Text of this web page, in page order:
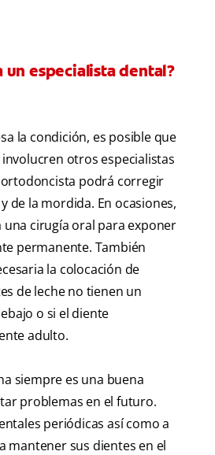
un especialista dental?
la condición, es posible que
otros especialistas
podrá corregir
de la mordida. En ocasiones,
una cirugía oral para exponer
permanente. También
la colocación de
de leche no tienen un
o si el diente
adulto.
siempre es una buena
problemas en el futuro.
periódicas así como a
mantener sus dientes en el